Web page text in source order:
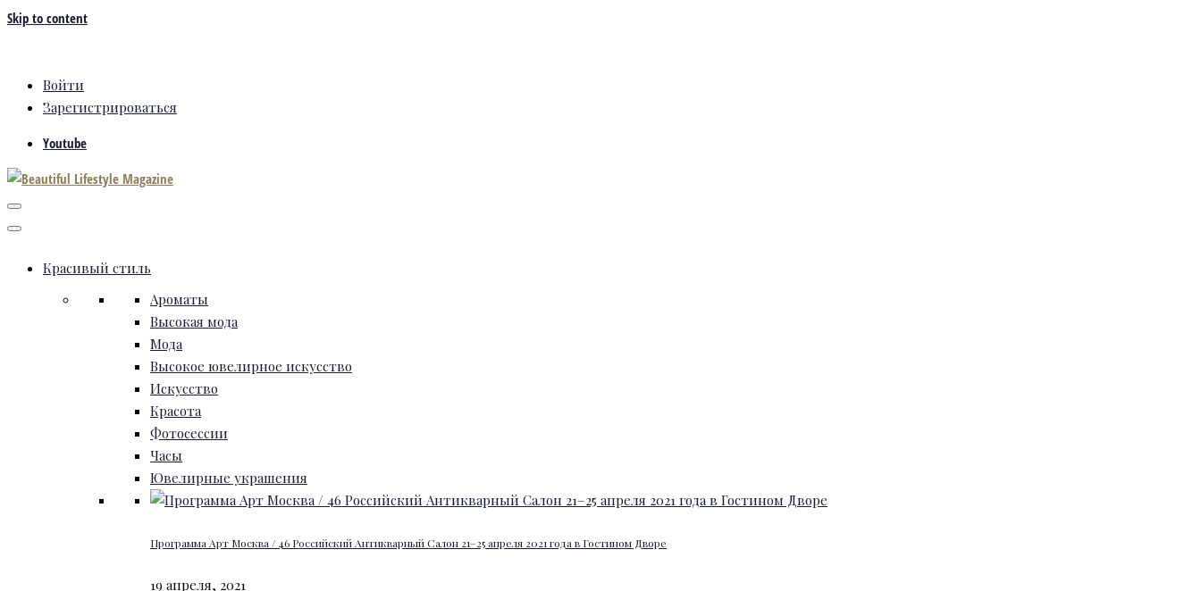
Skip to content
Войти
Зарегистрироваться
Youtube
Красивый стиль
Ароматы
Высокая мода
Мода
Высокое ювелирное искусство
Искусство
Красота
Фотосессии
Часы
Ювелирные украшения
Программа Арт Москва / 46 Российский Антикварный Салон 21–25 апреля 2021 года в Гостином Дворе
19 апреля, 2021